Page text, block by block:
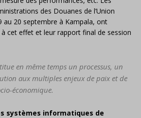
des Douanes de l’Union
au 20 septembre à Kampala, ont
cet effet et leur rapport final de session
en même temps un processus, un
aux multiples enjeux de paix et de
économique.
systèmes informatiques de